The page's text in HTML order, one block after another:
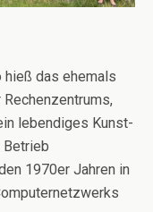
hieß das ehemals
lebendiges Kunst-
Betrieb
1970er Jahren in